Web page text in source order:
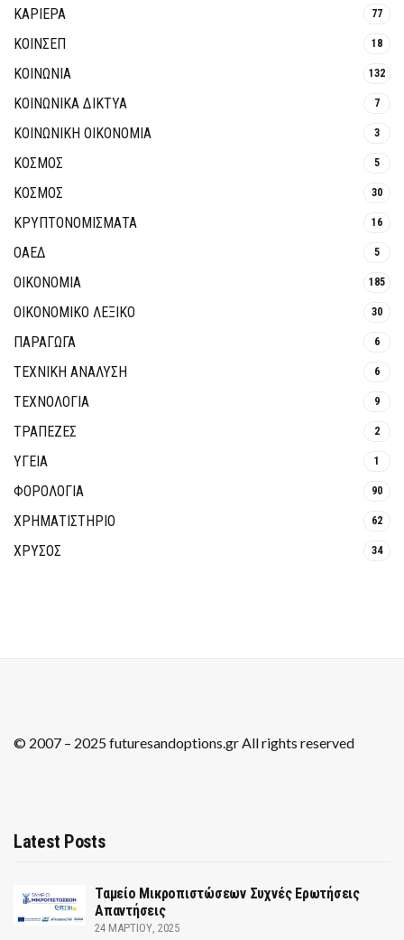
ΚΑΡΙΕΡΑ 77
ΚΟΙΝΣΕΠ 18
ΚΟΙΝΩΝΙΑ 132
ΚΟΙΝΩΝΙΚΆ ΔΊΚΤΥΑ 7
ΚΟΙΝΩΝΙΚΉ ΟΙΚΟΝΟΜΊΑ 3
ΚΟΣΜΟΣ 5
ΚΟΣΜΟΣ 30
ΚΡΥΠΤΟΝΟΜΊΣΜΑΤΑ 16
ΟΑΕΔ 5
ΟΙΚΟΝΟΜΙΑ 185
ΟΙΚΟΝΟΜΙΚΟ ΛΕΞΙΚΟ 30
ΠΑΡΑΓΩΓΑ 6
ΤΕΧΝΙΚΗ ΑΝΑΛΥΣΗ 6
ΤΕΧΝΟΛΟΓΙΑ 9
ΤΡΆΠΕΖΕΣ 2
ΥΓΕΙΑ 1
ΦΟΡΟΛΟΓΙΑ 90
ΧΡΗΜΑΤΙΣΤΗΡΙΟ 62
ΧΡΥΣΟΣ 34
© 2007 – 2025 futuresandoptions.gr All rights reserved
Latest Posts
Ταμείο Μικροπιστώσεων Συχνές Ερωτήσεις
Απαντήσεις
24 ΜΑΡΤΊΟΥ, 2025